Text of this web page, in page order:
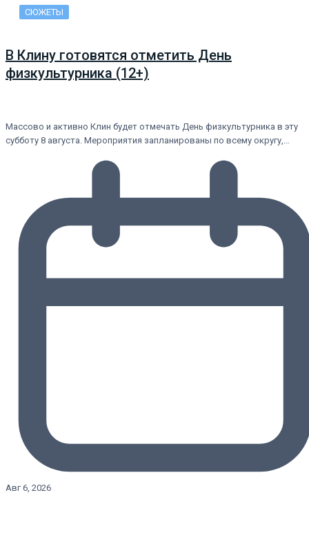
СЮЖЕТЫ
В Клину готовятся отметить День
физкультурника (12+)
Массово и активно Клин будет отмечать День физкультурника в эту
субботу 8 августа. Мероприятия запланированы по всему округу,…
Авг 6, 2026